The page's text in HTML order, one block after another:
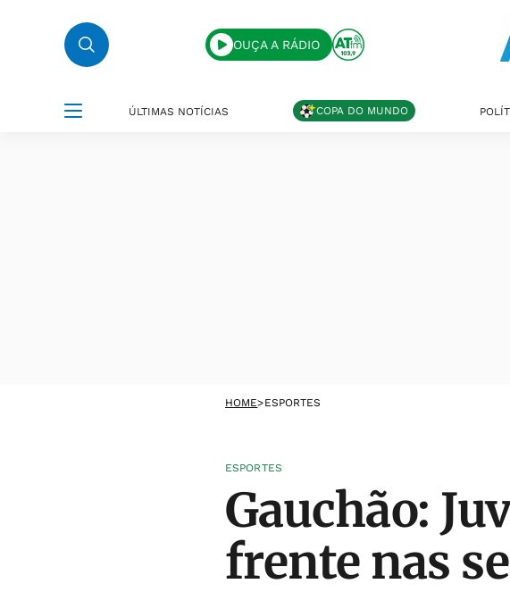
OUÇA A RÁDIO
ÚLTIMAS NOTÍCIAS COPA DO MUNDO
HOME>ESPORTES
ESPORTES
Gauchão:
frente nas